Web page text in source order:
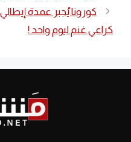
كورونا يُجبر عمدة
كراعي غنم ليوم واحد !